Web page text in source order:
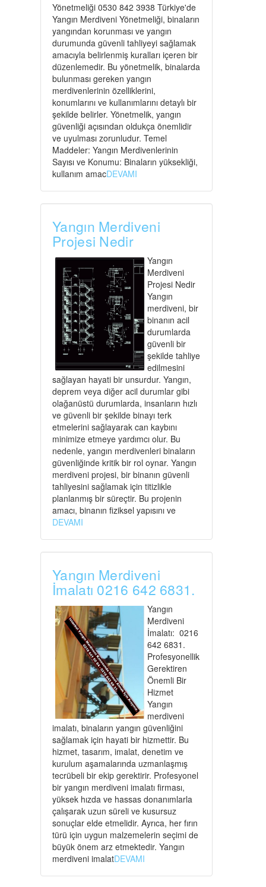
Yönetmeliği 0530 842 3938 Türkiye'de
Yangın Merdiveni Yönetmeliği, binaların
yangından korunması ve yangın
durumunda güvenli tahliyeyi sağlamak
amacıyla belirlenmiş kuralları içeren bir
düzenlemedir. Bu yönetmelik, binalarda
bulunması gereken yangın
merdivenlerinin özelliklerini,
konumlarını ve kullanımlarını detaylı bir
şekilde belirler. Yönetmelik, yangın
güvenliği açısından oldukça önemlidir
ve uyulması zorunludur. Temel
Maddeler: Yangın Merdivenlerinin
Sayısı ve Konumu: Binaların yüksekliği,
kullanım amacDEVAMI
Yangın Merdiveni
Projesi Nedir
Yangın
Merdiveni
Projesi Nedir
Yangın
merdiveni, bir
binanın acil
durumlarda
güvenli bir
şekilde tahliye
edilmesini
sağlayan hayati bir unsurdur. Yangın,
deprem veya diğer acil durumlar gibi
olağanüstü durumlarda, insanların hızlı
ve güvenli bir şekilde binayı terk
etmelerini sağlayarak can kaybını
minimize etmeye yardımcı olur. Bu
nedenle, yangın merdivenleri binaların
güvenliğinde kritik bir rol oynar. Yangın
merdiveni projesi, bir binanın güvenli
tahliyesini sağlamak için titizlikle
planlanmış bir süreçtir. Bu projenin
amacı, binanın fiziksel yapısını ve
DEVAMI
Yangın Merdiveni
İmalatı 0216 642 6831.
Yangın
Merdiveni
İmalatı: 0216
642 6831.
Profesyonellik
Gerektiren
Önemli Bir
Hizmet
Yangın
merdiveni
imalatı, binaların yangın güvenliğini
sağlamak için hayati bir hizmettir. Bu
hizmet, tasarım, imalat, denetim ve
kurulum aşamalarında uzmanlaşmış
tecrübeli bir ekip gerektirir. Profesyonel
bir yangın merdiveni imalatı firması,
yüksek hızda ve hassas donanımlarla
çalışarak uzun süreli ve kusursuz
sonuçlar elde etmelidir. Ayrıca, her fırın
türü için uygun malzemelerin seçimi de
büyük önem arz etmektedir. Yangın
merdiveni imalatDEVAMI